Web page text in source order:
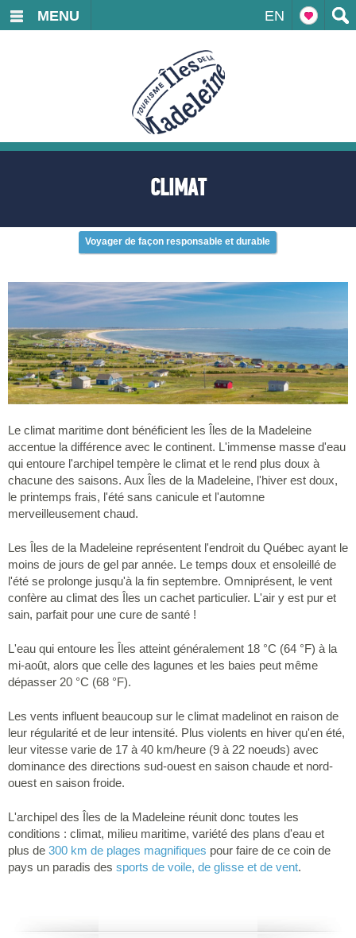
EN
MENU
CLIMAT
Voyager de façon responsable et durable
Le climat maritime dont bénéficient les Îles de la Madeleine
accentue la différence avec le continent. L'immense masse d'eau
qui entoure l'archipel tempère le climat et le rend plus doux à
chacune des saisons. Aux Îles de la Madeleine, l'hiver est doux,
le printemps frais, l'été sans canicule et l'automne
merveilleusement chaud.
Les Îles de la Madeleine représentent l'endroit du Québec ayant le
moins de jours de gel par année. Le temps doux et ensoleillé de
l'été se prolonge jusqu'à la fin septembre. Omniprésent, le vent
confère au climat des Îles un cachet particulier. L'air y est pur et
sain, parfait pour une cure de santé !
L'eau qui entoure les Îles atteint généralement 18 °C (64 °F) à la
mi-août, alors que celle des lagunes et les baies peut même
dépasser 20 °C (68 °F).
Les vents influent beaucoup sur le climat madelinot en raison de
leur régularité et de leur intensité. Plus violents en hiver qu'en été,
leur vitesse varie de 17 à 40 km/heure (9 à 22 noeuds) avec
dominance des directions sud-ouest en saison chaude et nord-
ouest en saison froide.
L'archipel des Îles de la Madeleine réunit donc toutes les
conditions : climat, milieu maritime, variété des plans d'eau et
plus de 300 km de plages magnifiques pour faire de ce coin de
pays un paradis des sports de voile, de glisse et de vent.